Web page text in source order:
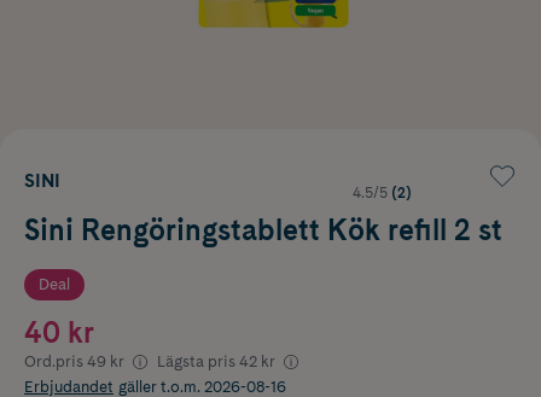
SINI
4.5/5 (2)
Sini Rengöringstablett Kök refill 2 st
Deal
40 kr
Ord.pris 49 kr Lägsta pris 42 kr
Erbjudandet gäller t.o.m. 2026-08-16